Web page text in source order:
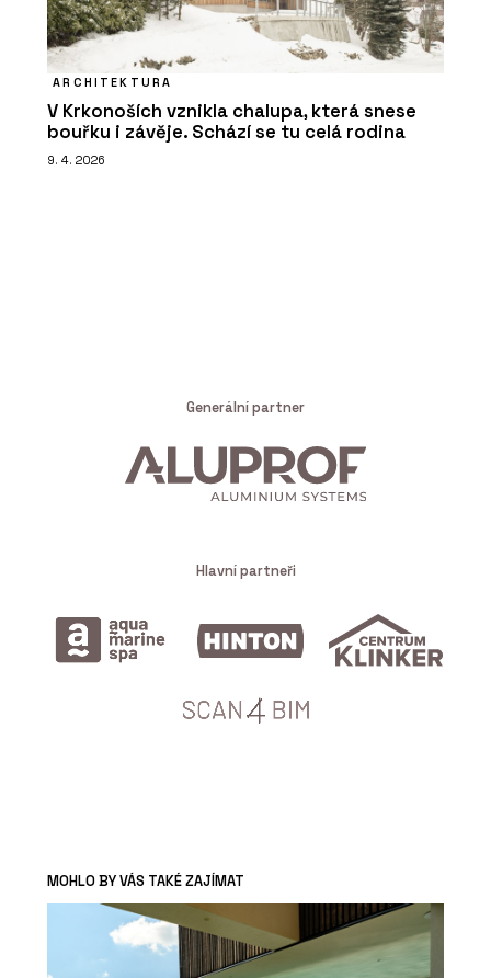
ARCHITEKTURA
V Krkonoších vznikla chalupa, která snese
bouřku i závěje. Schází se tu celá rodina
9. 4. 2026
Generální partner
Hlavní partneři
MOHLO BY VÁS TAKÉ ZAJÍMAT